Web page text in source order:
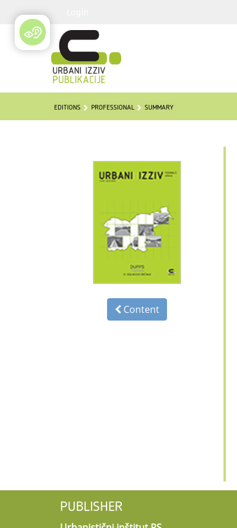
EDITIONS PROFESSIONAL SUMMARY
Content
PUBLISHER